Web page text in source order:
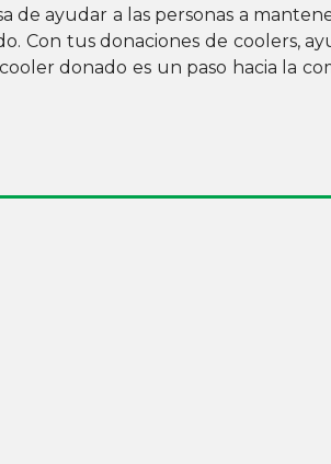
ayudar a las personas a
Con tus donaciones de coolers,
donado es un paso hacia la